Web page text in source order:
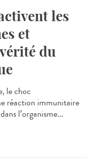
les
et
du
le choc
réaction immunitaire
l’organisme...